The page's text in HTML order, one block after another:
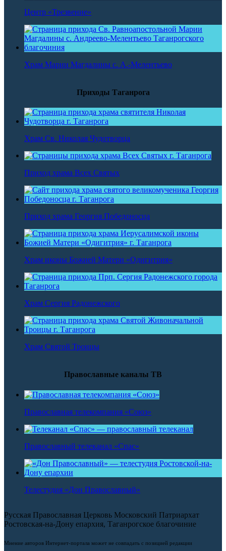
Центр «Трезвение»
Храм Марии Магдалины с. А.-Мелентьево
Приходы Таганрога
Храм Св. Николая Чудотворца
Приход храма Всех Святых
Приход храма Георгия Победоносца
Храм иконы Божией Матери «Одигитрия»
Храм Сергия Радонежского
Храм Святой Троицы
Православные каналы ТВ
Православная телекомпания «Союз»
Православный телеканал «Спас»
Телестудия «Дон Православный»
Русская Православная Церковь Московский Патриархат
Ростовская-на-Дону епархия, Таганрогское благочиние
Мнение авторов Интернет-портала может не совпадать с позицией редакции